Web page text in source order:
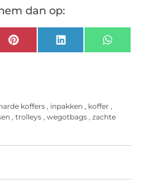
dan op:
Pinterest LinkedIn
koffers, inpakken , koffer ,
, trolleys , wegotbags , zachte